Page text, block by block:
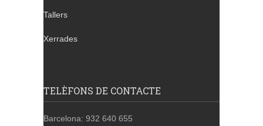
Tallers
Xerrades
TELÈFONS DE CONTACTE
Barcelona: 932 640 655